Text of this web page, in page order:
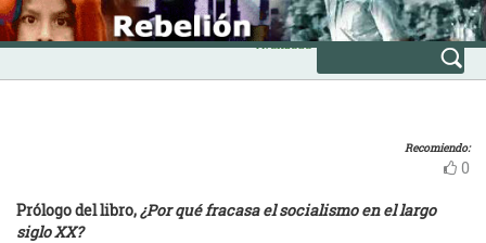
Skip
to
content
INICIO
Avanzada
Recomiendo:
0
Prólogo del libro, ¿Por qué fracasa el socialismo en el largo
siglo XX?